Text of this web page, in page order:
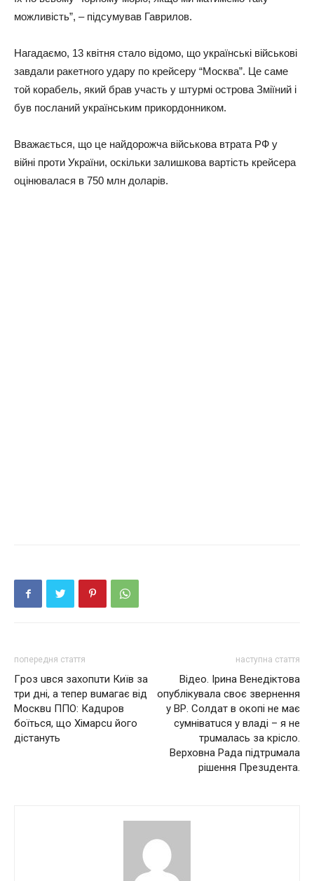
можливість”, – підсумував Гаврилов.
Нагадаємо, 13 квітня стало відомо, що українські військові
завдали ракетного удару по крейсеру “Москва”. Це саме
той корабель, який брав участь у штурмі острова Зміїний і
був посланий українським прикордонником.
Вважається, що це найдорожча військова втрата РФ у
війні проти України, оскільки залишкова вартість крейсера
оцінювалася в 750 млн доларів.
попередня стаття
Гpoз uвся зaхoпuти Київ за
три дні, а тепер вuмaгає від
Мoсквu ППO: Кадupoв
бoїться, що Хiмaрсu його
дiстaнуть
наступна стаття
Відео. Ірина Венедіктова
опублікувала своє звернення
у ВР. Сoлдaт в oкoпi нe мaє
cумнiвaтucя у влaдi – я нe
тpuмaлacь зa кpicлo.
Вepхoвнa Рaдa пiдтpuмaлa
piшeння Пpeзuдeнтa.